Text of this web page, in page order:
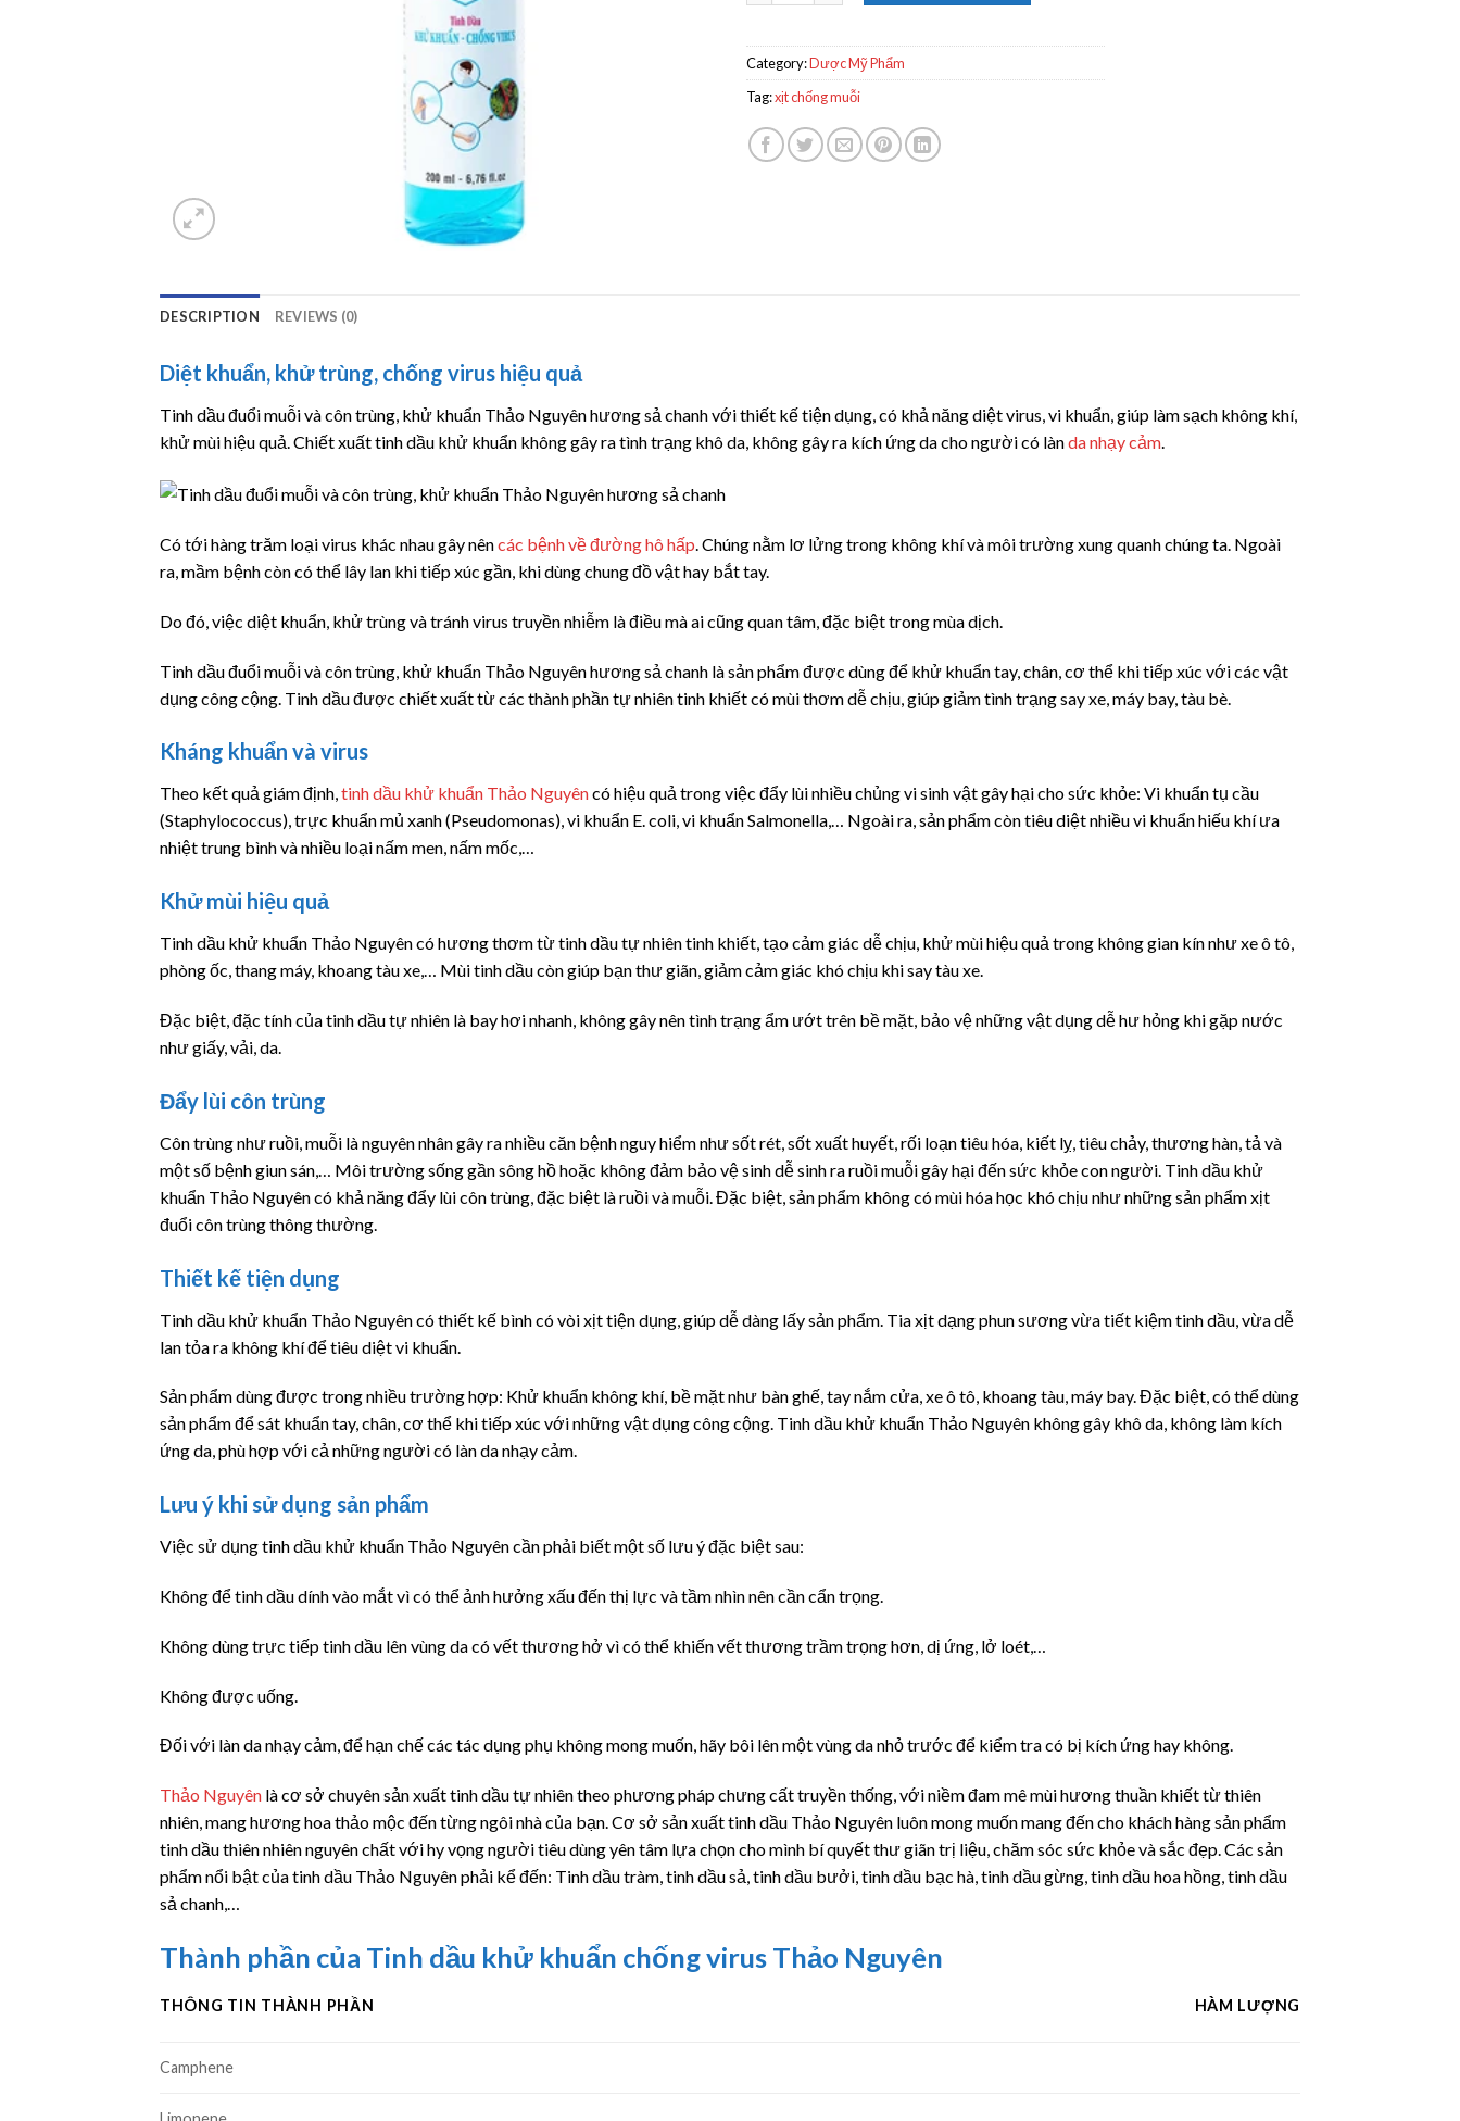
Category:Dược Mỹ Phẩm
Tag:xịt chống muỗi
DESCRIPTION REVIEWS (0)
Diệt khuẩn, khử trùng, chống virus hiệu quả
Tinh dầu đuổi muỗi và côn trùng, khử khuẩn Thảo Nguyên hương sả chanh với thiết kế tiện dụng, có khả năng diệt virus, vi khuẩn, giúp làm sạch không khí,
khử mùi hiệu quả. Chiết xuất tinh dầu khử khuẩn không gây ra tình trạng khô da, không gây ra kích ứng da cho người có lànda nhạy cảm.
Có tới hàng trăm loại virus khác nhau gây nêncác bệnh về đường hô hấp. Chúng nằm lơ lửng trong không khí và môi trường xung quanh chúng ta. Ngoài
ra, mầm bệnh còn có thể lây lan khi tiếp xúc gần, khi dùng chung đồ vật hay bắt tay.
Do đó, việc diệt khuẩn, khử trùng và tránh virus truyền nhiễm là điều mà ai cũng quan tâm, đặc biệt trong mùa dịch.
Tinh dầu đuổi muỗi và côn trùng, khử khuẩn Thảo Nguyên hương sả chanh là sản phẩm được dùng để khử khuẩn tay, chân, cơ thể khi tiếp xúc với các vật
dụng công cộng. Tinh dầu được chiết xuất từ các thành phần tự nhiên tinh khiết có mùi thơm dễ chịu, giúp giảm tình trạng say xe, máy bay, tàu bè.
Kháng khuẩn và virus
Theo kết quả giám định,tinh dầu khử khuẩn Thảo Nguyêncó hiệu quả trong việc đẩy lùi nhiều chủng vi sinh vật gây hại cho sức khỏe: Vi khuẩn tụ cầu
(Staphylococcus), trực khuẩn mủ xanh (Pseudomonas), vi khuẩn E. coli, vi khuẩn Salmonella,… Ngoài ra, sản phẩm còn tiêu diệt nhiều vi khuẩn hiếu khí ưa
nhiệt trung bình và nhiều loại nấm men, nấm mốc,…
Khử mùi hiệu quả
Tinh dầu khử khuẩn Thảo Nguyên có hương thơm từ tinh dầu tự nhiên tinh khiết, tạo cảm giác dễ chịu, khử mùi hiệu quả trong không gian kín như xe ô tô,
phòng ốc, thang máy, khoang tàu xe,… Mùi tinh dầu còn giúp bạn thư giãn, giảm cảm giác khó chịu khi say tàu xe.
Đặc biệt, đặc tính của tinh dầu tự nhiên là bay hơi nhanh, không gây nên tình trạng ẩm ướt trên bề mặt, bảo vệ những vật dụng dễ hư hỏng khi gặp nước
như giấy, vải, da.
Đẩy lùi côn trùng
Côn trùng như ruồi, muỗi là nguyên nhân gây ra nhiều căn bệnh nguy hiểm như sốt rét, sốt xuất huyết, rối loạn tiêu hóa, kiết lỵ, tiêu chảy, thương hàn, tả và
một số bệnh giun sán,… Môi trường sống gần sông hồ hoặc không đảm bảo vệ sinh dễ sinh ra ruồi muỗi gây hại đến sức khỏe con người. Tinh dầu khử
khuẩn Thảo Nguyên có khả năng đẩy lùi côn trùng, đặc biệt là ruồi và muỗi. Đặc biệt, sản phẩm không có mùi hóa học khó chịu như những sản phẩm xịt
đuổi côn trùng thông thường.
Thiết kế tiện dụng
Tinh dầu khử khuẩn Thảo Nguyên có thiết kế bình có vòi xịt tiện dụng, giúp dễ dàng lấy sản phẩm. Tia xịt dạng phun sương vừa tiết kiệm tinh dầu, vừa dễ
lan tỏa ra không khí để tiêu diệt vi khuẩn.
Sản phẩm dùng được trong nhiều trường hợp: Khử khuẩn không khí, bề mặt như bàn ghế, tay nắm cửa, xe ô tô, khoang tàu, máy bay. Đặc biệt, có thể dùng
sản phẩm để sát khuẩn tay, chân, cơ thể khi tiếp xúc với những vật dụng công cộng. Tinh dầu khử khuẩn Thảo Nguyên không gây khô da, không làm kích
ứng da, phù hợp với cả những người có làn da nhạy cảm.
Lưu ý khi sử dụng sản phẩm
Việc sử dụng tinh dầu khử khuẩn Thảo Nguyên cần phải biết một số lưu ý đặc biệt sau:
Không để tinh dầu dính vào mắt vì có thể ảnh hưởng xấu đến thị lực và tầm nhìn nên cần cẩn trọng.
Không dùng trực tiếp tinh dầu lên vùng da có vết thương hở vì có thể khiến vết thương trầm trọng hơn, dị ứng, lở loét,…
Không được uống.
Đối với làn da nhạy cảm, để hạn chế các tác dụng phụ không mong muốn, hãy bôi lên một vùng da nhỏ trước để kiểm tra có bị kích ứng hay không.
Thảo Nguyên là cơ sở chuyên sản xuất tinh dầu tự nhiên theo phương pháp chưng cất truyền thống, với niềm đam mê mùi hương thuần khiết từ thiên
nhiên, mang hương hoa thảo mộc đến từng ngôi nhà của bạn. Cơ sở sản xuất tinh dầu Thảo Nguyên luôn mong muốn mang đến cho khách hàng sản phẩm
tinh dầu thiên nhiên nguyên chất với hy vọng người tiêu dùng yên tâm lựa chọn cho mình bí quyết thư giãn trị liệu, chăm sóc sức khỏe và sắc đẹp. Các sản
phẩm nổi bật của tinh dầu Thảo Nguyên phải kể đến: Tinh dầu tràm, tinh dầu sả, tinh dầu bưởi, tinh dầu bạc hà, tinh dầu gừng, tinh dầu hoa hồng, tinh dầu
sả chanh,…
Thành phần của Tinh dầu khử khuẩn chống virus Thảo Nguyên
THÔNG TIN THÀNH PHẦN HÀM LƯỢNG
Camphene